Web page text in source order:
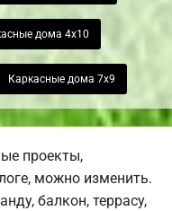
дома 4х10
Каркасные дома 7х9
проекты,
можно изменить.
балкон, террасу,